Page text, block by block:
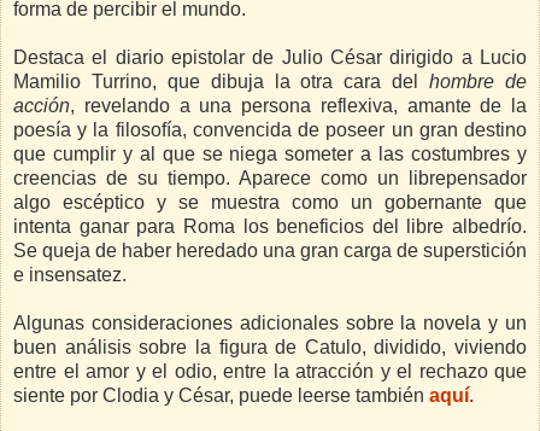
forma de percibir el mundo.
Destaca el diario epistolar de Julio César dirigido a Lucio
Mamilio Turrino, que dibuja la otra cara delhombre de
acción, revelando a una persona reflexiva, amante de la
poesía y la filosofía, convencida de poseer un gran destino
que cumplir y al que se niega someter a las costumbres y
creencias de su tiempo. Aparece como un librepensador
algo escéptico y se muestra como un gobernante que
intenta ganar para Roma los beneficios del libre albedrío.
Se queja de haber heredado una gran carga de superstición
e insensatez.
Algunas consideraciones adicionales sobre la novela y un
buen análisis sobre la figura de Catulo, dividido, viviendo
entre el amor y el odio, entre la atracción y el rechazo que
siente por Clodia y César, puede leerse también aquí.